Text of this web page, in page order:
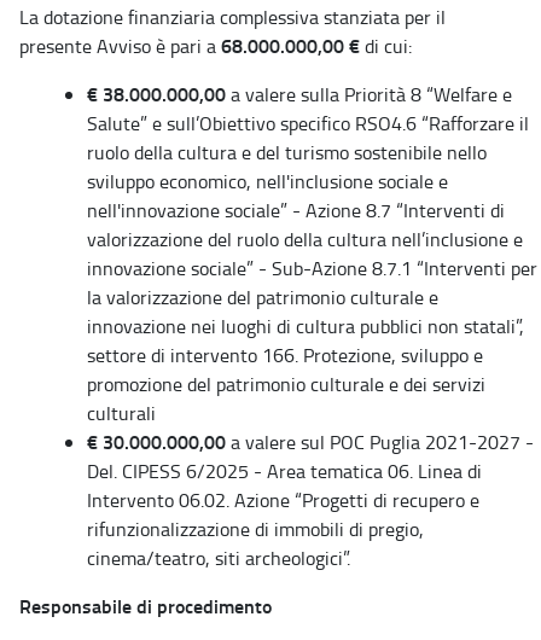
La dotazione finanziaria complessiva stanziata per il
presente Avviso è pari a68.000.000,00 €di cui:
€ 38.000.000,00a valere sulla Priorità 8 “Welfare e
Salute” e sull’Obiettivo specifico RSO4.6 “Rafforzare il
ruolo della cultura e del turismo sostenibile nello
sviluppo economico, nell'inclusione sociale e
nell'innovazione sociale” - Azione 8.7 “Interventi di
valorizzazione del ruolo della cultura nell’inclusione e
innovazione sociale” - Sub-Azione 8.7.1 “Interventi per
la valorizzazione del patrimonio culturale e
innovazione nei luoghi di cultura pubblici non statali”,
settore di intervento 166. Protezione, sviluppo e
promozione del patrimonio culturale e dei servizi
culturali
€ 30.000.000,00a valere sul POC Puglia 2021-2027 -
Del. CIPESS 6/2025 - Area tematica 06. Linea di
Intervento 06.02. Azione “Progetti di recupero e
rifunzionalizzazione di immobili di pregio,
cinema/teatro, siti archeologici”.
Responsabile di procedimento